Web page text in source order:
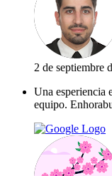
2 de septiembre
Una esperiencia
equipo.